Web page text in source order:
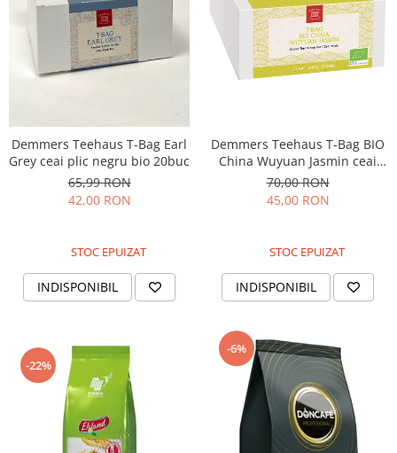
Demmers Teehaus T-Bag Earl
Grey ceai plic negru bio 20buc
65,99 RON
42,00 RON
STOC EPUIZAT
INDISPONIBIL
Demmers Teehaus T-Bag BIO
China Wuyuan Jasmin ceai
plic verde 20buc
70,00 RON
45,00 RON
STOC EPUIZAT
INDISPONIBIL
-22%
-6%